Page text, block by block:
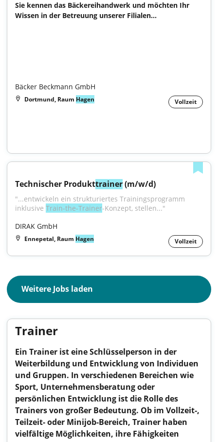
Sie kennen das Bäckereihandwerk und möchten Ihr
Wissen in der Betreuung unserer Filialen...
Bäcker Beckmann GmbH
Dortmund, Raum Hagen Vollzeit
Technischer Produkttrainer (m/w/d)
"...entwickeln ein strukturiertes Trainingsprogramm
inklusive Train-the-Trainer-Konzept, stellen..."
DIRAK GmbH
Ennepetal, Raum Hagen Vollzeit
Weitere Jobs laden
Trainer
Ein Trainer ist eine Schlüsselperson in der
Weiterbildung und Entwicklung von Individuen
und Gruppen. In verschiedenen Bereichen wie
Sport, Unternehmensberatung oder
persönlichen Entwicklung ist die Rolle des
Trainers von großer Bedeutung. Ob im Vollzeit-,
Teilzeit- oder Minijob-Bereich, Trainer haben
vielfältige Möglichkeiten, ihre Fähigkeiten